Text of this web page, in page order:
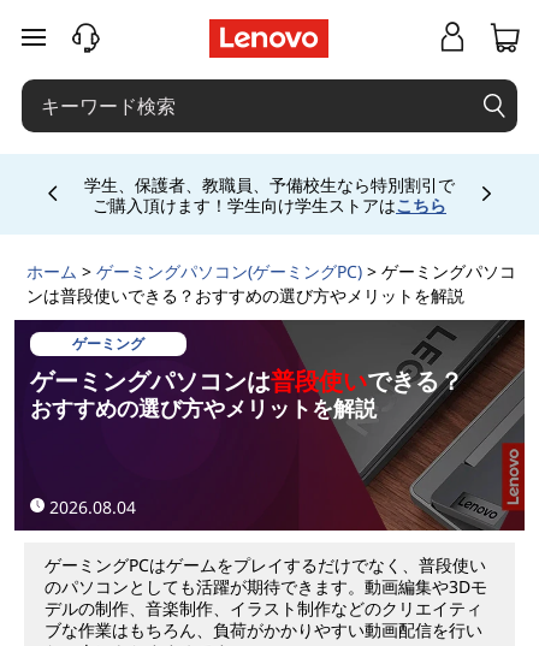
普
段
使
に
向
い
て
る
メインコンテンツにスキップする
お電話購入相談窓口 ☎ 法人:0120-148-333 法人
専用ストア会員登録 (無料) 詳細はこちら
専用会
場はこちら
Currently displaying item 5 of
ホーム > ゲーミングパソコン(ゲーミングPC) > ゲーミングパソコ
ンは普段使いできる？おすすめの選び方やメリットを解説
ゲーミング
ゲーミングパソコンは普段使いできる？
おすすめの選び方やメリットを解説
2026.08.04
ゲーミングPCはゲームをプレイするだけでなく、普段使い
のパソコンとしても活躍が期待できます。動画編集や3Dモ
デルの制作、音楽制作、イラスト制作などのクリエイティ
ブな作業はもちろん、負荷がかかりやすい動画配信を行い